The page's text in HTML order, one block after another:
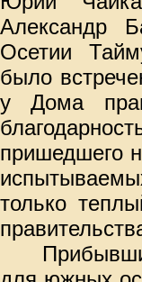
Александр
Осетии
было
у Дома
пришедшего
только